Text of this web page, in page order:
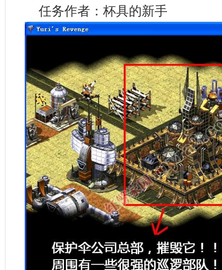
任务作者：杯具的新手